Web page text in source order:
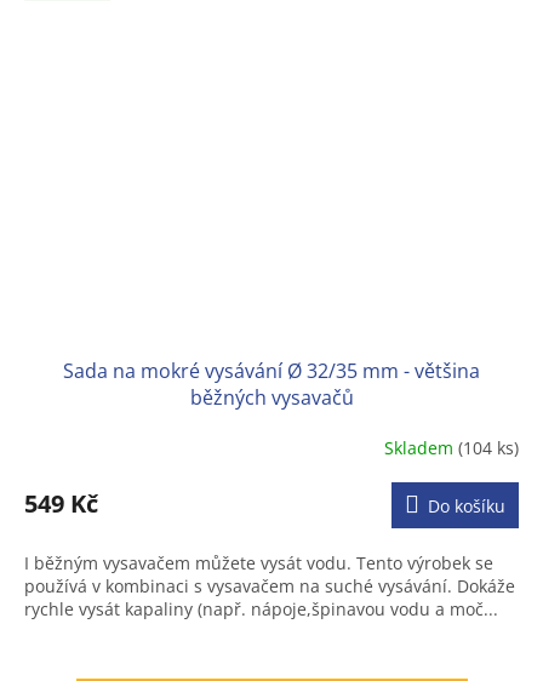
Sada na mokré vysávání Ø 32/35 mm - většina
běžných vysavačů
produktu
je
z
5
hvězdiček.
Skladem(104 ks)
549 Kč Do košíku
I běžným vysavačem můžete vysát vodu. Tento výrobek se
používá v kombinaci s vysavačem na suché vysávání. Dokáže
rychle vysát kapaliny (např. nápoje,špinavou vodu a moč...